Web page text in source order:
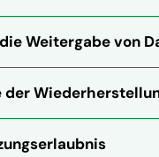
Weitergabe von
der